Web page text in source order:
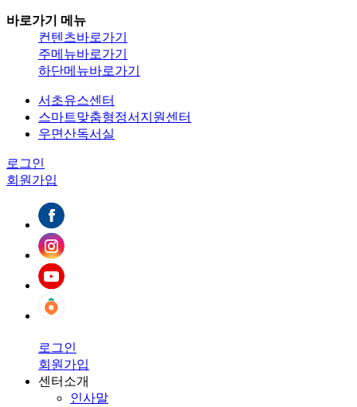
바로가기 메뉴
컨텐츠바로가기
주메뉴바로가기
하단메뉴바로가기
서초유스센터
스마트맞춤형정서지원센터
우면산독서실
로그인
회원가입
로그인
회원가입
센터소개
인사말